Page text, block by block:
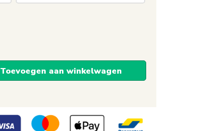
Toevoegen aan winkelwagen